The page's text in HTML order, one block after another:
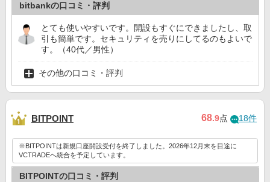
bitbankの口コミ・評判
とても使いやすいです。開設もすぐにできましたし、取
引も簡単です。セキュリティを売りにしてるのもよいで
す。（40代／男性）
その他の口コミ・評判
BITPOINT 68.9点 18件
※BITPOINTは新規口座開設受付を終了しました。2026年12月末を目途に
VCTRADEへ統合を予定しています。
BITPOINTの口コミ・評判